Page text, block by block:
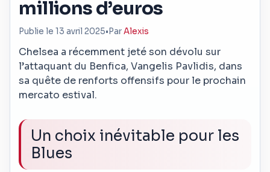
millions d’euros
Publie le 13 avril 2025• ParAlexis
Chelsea a récemment jeté son dévolu sur
l’attaquant du Benfica, Vangelis Pavlidis, dans
sa quête de renforts offensifs pour le prochain
mercato estival.
Un choix inévitable pour les
Blues